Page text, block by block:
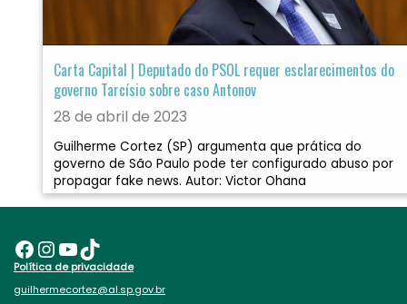
Carta Capital | Deputado do PSOL requer esclarecimentos do
governo Tarcísio sobre caso Antonov
28 de abril de 2023
Guilherme Cortez (SP) argumenta que prática do
governo de São Paulo pode ter configurado abuso por
propagar fake news. Autor: Victor Ohana
Facebook InstagramYoutube TikTok
Política de privacidade
guilhermecortez@al.sp.gov.br